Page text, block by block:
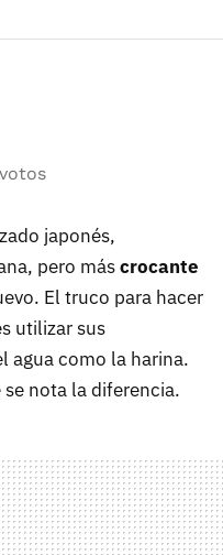
japonés,
pero máscrocante
El truco para hacer
utilizar sus
agua como la harina.
nota la diferencia.